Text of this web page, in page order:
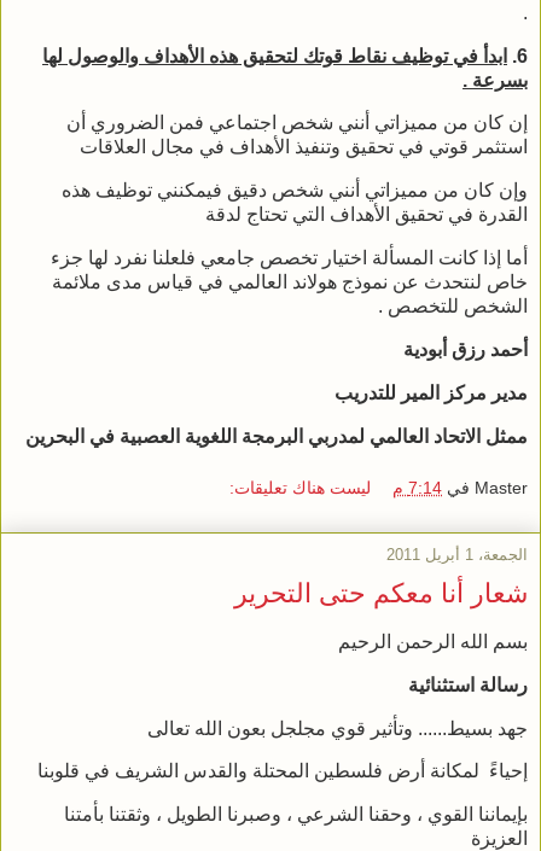
.
6.
ابدأ في توظيف نقاط قوتك لتحقيق هذه الأهداف والوصول لها
بسرعة .
إن كان من مميزاتي أنني شخص اجتماعي فمن الضروري أن
استثمر قوتي في تحقيق وتنفيذ الأهداف في مجال العلاقات
وإن كان من مميزاتي أنني شخص دقيق فيمكنني توظيف هذه
القدرة في تحقيق الأهداف التي تحتاج لدقة
أما إذا كانت المسألة اختيار تخصص جامعي فلعلنا نفرد لها جزء
خاص لنتحدث عن نموذج هولاند العالمي في قياس مدى ملائمة
الشخص للتخصص .
أحمد رزق أبودية
مدير مركز المير للتدريب
ممثل الاتحاد العالمي لمدربي البرمجة اللغوية العصبية في البحرين
Master في 7:14 م ليست هناك تعليقات:
الجمعة، 1 أبريل 2011
شعار أنا معكم حتى التحرير
بسم الله الرحمن الرحيم
رسالة استثنائية
جهد بسيط...... وتأثير قوي مجلجل بعون الله تعالى
إحياءً لمكانة أرض فلسطين المحتلة والقدس الشريف في قلوبنا
بإيماننا القوي ، وحقنا الشرعي ، وصبرنا الطويل ، وثقتنا بأمتنا
العزيزة